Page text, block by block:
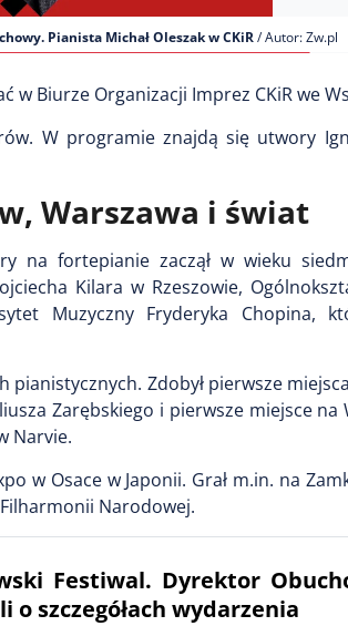
Pianista Michał Oleszak w CKiR / Autor: Zw.pl
Biurze Organizacji Imprez CKiR we
W programie znajdą się utwory
Warszawa i świat
na fortepianie zaczął w wieku
Kilara w Rzeszowie,
Muzyczny Fryderyka Chopina,
Zdobył pierwsze
Zarębskiego i pierwsze miejsce na
Narvie.
w Osace w Japonii. Grał m.in. na
Narodowej.
Festiwal. Dyrektor
o szczegółach wydarzenia